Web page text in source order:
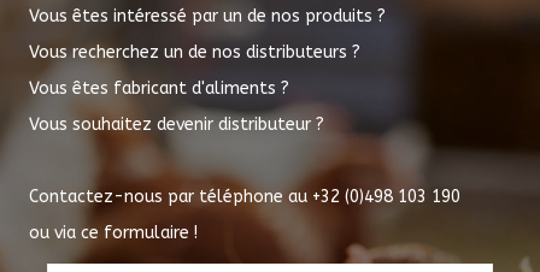
Vous êtes intéressé par un de nos produits ?
Vous recherchez un de nos distributeurs ?
Vous êtes fabricant d'aliments ?
Vous souhaitez devenir distributeur ?
Contactez-nous par téléphone au +32 (0)498 103 190
ou via ce formulaire !